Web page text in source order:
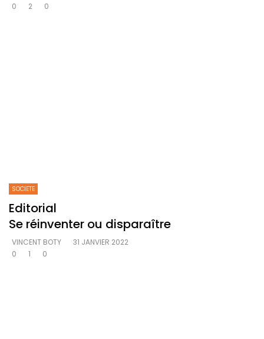
0
2 0
SOCIETE
Editorial
Se réinventer ou disparaître
VINCENT BOTY
31 JANVIER 2022
0
1 0